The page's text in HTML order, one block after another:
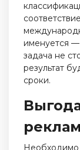
именуется
задача не
результат
сроки.
Необходимо